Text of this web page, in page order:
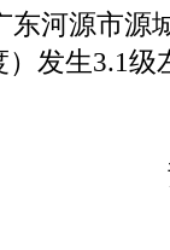
东河源市源
）发生3.1